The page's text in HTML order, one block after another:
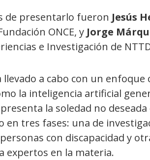
de presentarlo fueron Jesús
ONCE, y Jorge
e Investigación de
llevado a cabo con un
la inteligencia artificial
la soledad no
en tres fases: una de
con discapacidad y
expertos en la materia.